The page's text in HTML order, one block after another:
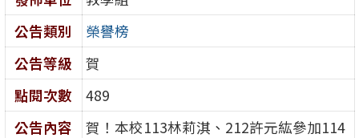
公告類別
榮譽榜
公告等級
賀
點閱次數
489
公告內容
賀！本校113林莉淇、212許元紘參加114